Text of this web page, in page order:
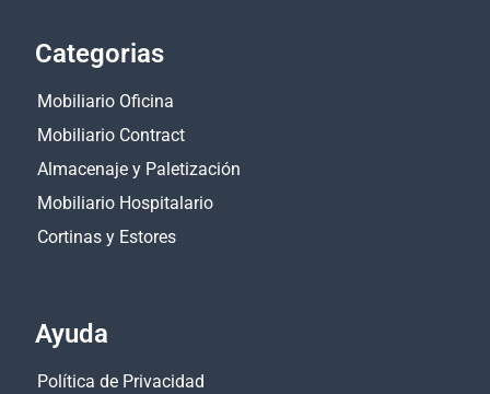
Categorias
Mobiliario Oficina
Mobiliario Contract
Almacenaje y Paletización
Mobiliario Hospitalario
Cortinas y Estores
Ayuda
Política de Privacidad